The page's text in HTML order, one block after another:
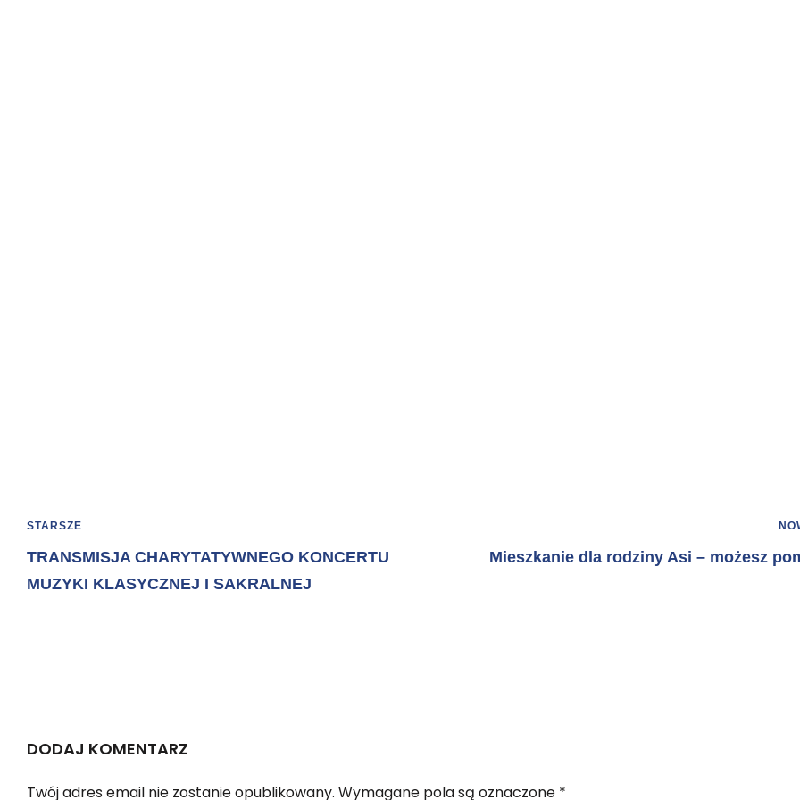
STARSZE
TRANSMISJA CHARYTATYWNEGO KONCERTU
MUZYKI KLASYCZNEJ I SAKRALNEJ
Mieszkanie dla rodziny Asi – możesz
DODAJ KOMENTARZ
Twój adres email nie zostanie opublikowany. Wymagane pola są oznaczone *